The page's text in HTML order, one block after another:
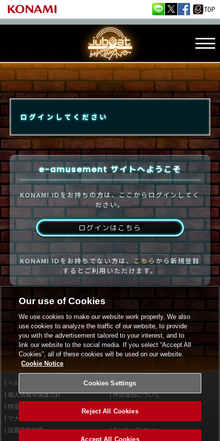
ログインしてください
e-amusement サイトへようこそ
KONAMI IDをお持ちの方は、ここからログインしてく
ださい。
ログインはこちら
KONAMI IDをお持ちでない方は、 こちらから新規登録
するとご利用いただけます。
ヘルプ
利用規約
個人情報等保護方針
外部送信について
特定商取引法に基づく表示
マナー＆ルール
設置店舗検索
Cookies Settings
Our use of Cookies
We use cookies to make our website work properly. We also
use cookies to analyze the traffic of our website, to provide
you with the advertisement tailored to your interest, and to
link our website to the social media. If you select “Accept All
Cookies”, all of these cookies will be used on our website.
Cookie Notice
Cookies Settings
Reject All Cookies
Accept All Cookies